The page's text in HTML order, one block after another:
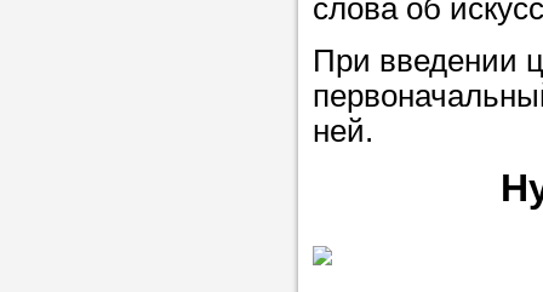
слова об
При введении
ней.